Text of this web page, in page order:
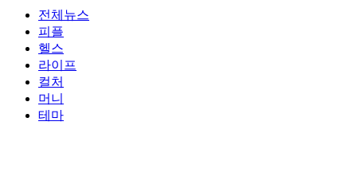
전체뉴스
피플
헬스
라이프
컬처
머니
테마